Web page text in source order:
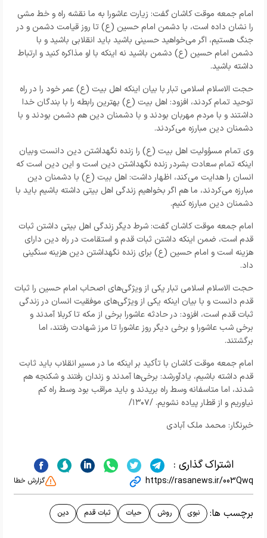
امام جمعه موقت کاشان گفت: زیارت عاشورا به ما نقشه راه و خط مشی
را نشان داده است، با دشمن امام حسین (ع) تا روز قیامت دشمن و در
جنگ هستیم، اگر می‌خواهید حسینی باشید باید انقلابی باشید و با
دشمن امام حسین (ع) دشمن باشید نه اینکه با او مذاکره کنید و ارتباط
داشته باشید.
حجت الاسلام اسلامی تبار با بیان اینکه اهل بیت (ع) عمر خود را در راه
توحید تمام کردند، افزود: اهل بیت (ع) بهترین رابطه را با بندگان خدا
داشتند و با مردم مهربان بودند و با دشمنان دین هم دشمن بودند و با
دشمنان دین مبارزه می‌کردند.
وی تمام مسؤولیت اهل بیت (ع) را زنده نگهداشتن دین دانست وبیان
اینکه تمام سعادت بشردر زنده نگهداشتن دین است و این دین است که
انسان را هدایت می‌کند، اظهار داشت: اهل بیت (ع) با دشمنان دین
مبارزه می‌کردند، ما هم اگر بخواهیم زندگی اهل بیتی داشته باشیم باید با
دشمنان دین مبارزه کنیم.
امام جمعه موقت کاشان گفت: شرط دیگر زندگی اهل بیتی داشتن ثبات
قدم است، ضمن اینکه داشتن ثبات قدم و استقامت در راه دین دارای
هزینه است و امام حسین (ع) برای زنده نگهداشتن دین هزینه سنگینی
داد.
حجت الاسلام اسلامی تبار یکی از ویژگی‌های اصحاب امام حسین را ثبات
قدم دانست و با بیان اینکه یکی از ویژگی‌های موفقیت انسان در زندگی
ثبات قدم است، افزود: در حادثه عاشورا برخی از مکه تا کربلا آمدند و
برخی شب عاشورا و برخی دیگر روز عاشورا تا مرز شهادت رفتند، اما
برگشتند.
امام جمعه موقت کاشان با تأکید بر اینکه ما در مسیر انقلاب باید ثابت
قدم داشته باشیم، یادآورشد: برخی‌ها آمدند و زندان رفتند و شکنجه هم
شدند، اما متاسفانه وسط راه بریدند و باید مراقب بود وسط راه کم
نیاوریم و از قطار پیاده نشویم. /۱۳۰۷/
خبرنگار: محمد ملک آبادی
اشتراک گذاری :
https://rasanews.ir/003Qwq گزارش خطا
برچسب ها: نبوی روش حیات ثبات قدم دین